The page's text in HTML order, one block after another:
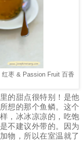
红枣 & Passion Fruit 百香
的甜点很特别！是他
想的那个鱼鳞。这个
，冰冰凉凉的，吃饱
不建议外带的。因为
物，所以在室温就了